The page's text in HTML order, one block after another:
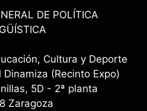
DE POLÍTICA
Cultura y Deporte
(Recinto Expo)
5D - 2ª planta
Zaragoza